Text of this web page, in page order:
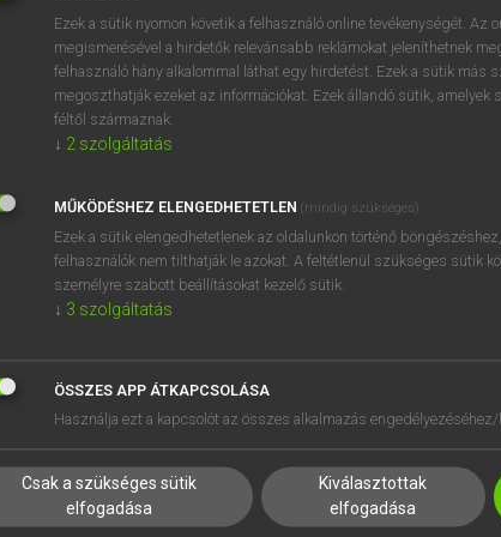
BELÉPÉS
FELHASZNÁLÓKNAK
MEGOLDÁSOK
SÚGÓ
RÓLUNK
SÜTI BEÁLLÍTÁSOK
Ezek a sütik nyomon követik a felhasználó online tevékenységét. Az
megismerésével a hirdetők relevánsabb reklámokat jeleníthetnek
felhasználó hány alkalommal láthat egy hirdetést. Ezek a sütik más
megoszthatják ezeket az információkat. Ezek állandó sütik,
féltől származnak.
↓ 2 szolgáltatás
MŰKÖDÉSHEZ ELENGEDHETETLEN (mindig szükséges)
Ezek a sütik elengedhetetlenek az oldalunkon történő
felhasználók nem tilthatják le azokat. A feltétlenül szükséges sütik
személyre szabott beállításokat kezelő sütik.
↓ 3 szolgáltatás
ÖSSZES APP ÁTKAPCSOLÁSA
Használja ezt a kapcsolót az összes alkalmazás
Csak a szükséges sütik
elfogadása
Kiválasztottak
elfogadása